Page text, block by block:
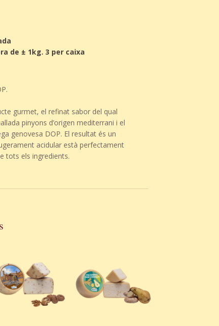
de ± 1kg. 3 per caixa
gurmet, el refinat sabor del qual
pinyons d’origen mediterrani i el
genovesa DOP. El resultat és un
acidular està perfectament
tots els ingredients.